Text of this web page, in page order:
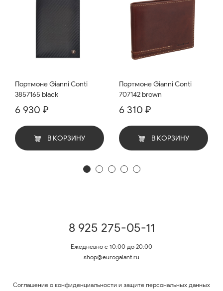
Портмоне Gianni Conti
3857165 black
6 930 ₽
В КОРЗИНУ
Портмоне Gianni Conti
707142 brown
6 310 ₽
В КОРЗИНУ
8 925 275-05-11
Ежедневно с 10:00 до 20:00
shop@eurogalant.ru
Соглашение о конфиденциальности и защите персональных данных